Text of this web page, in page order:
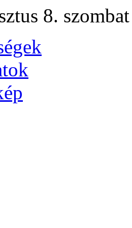
8. szombat